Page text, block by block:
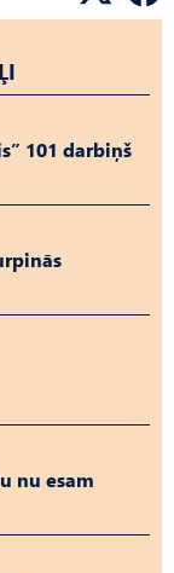
101 darbiņš
nu esam